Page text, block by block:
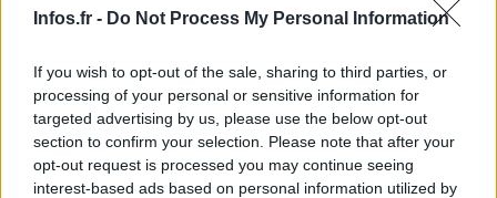
Infos.fr - Do Not Process My Personal Information
If you wish to opt-out of the sale, sharing to third parties, or
processing of your personal or sensitive information for
targeted advertising by us, please use the below opt-out
section to confirm your selection. Please note that after your
opt-out request is processed you may continue seeing
interest-based ads based on personal information utilized by
AUTEUR
Infos.fr Unit